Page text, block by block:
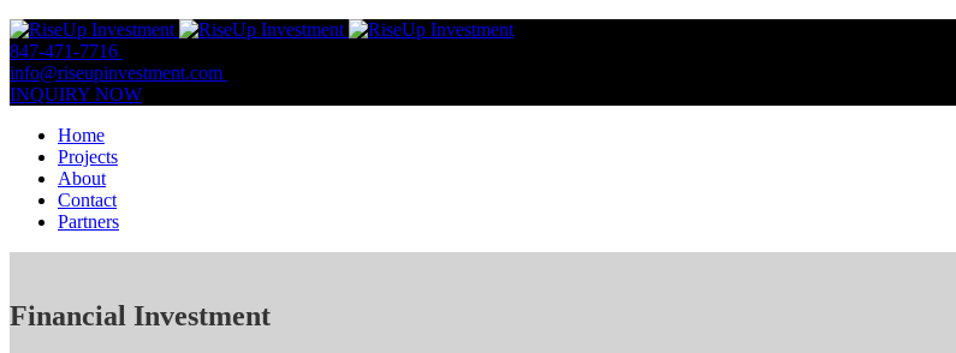
847-471-7716
info@riseupinvestment.com
INQUIRY NOW
Home
Projects
About
Contact
Partners
Financial Investment